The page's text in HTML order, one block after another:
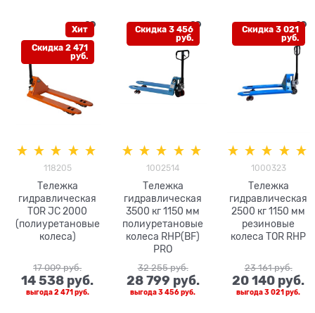
Хит
Скидка 2 471
руб.
118205
Тележка
гидравлическая
TOR JC 2000
(полиуретановые
колеса)
17 009 руб.
14 538 руб.
выгода2 471 руб.
Скидка 3 456
руб.
1002514
Тележка
гидравлическая
3500 кг 1150 мм
полиуретановые
колеса RHP(BF)
PRO
32 255 руб.
28 799 руб.
выгода3 456 руб.
Скидка 3 021
руб.
1000323
Тележка
гидравлическая
2500 кг 1150 мм
резиновые
колеса TOR RHP
23 161 руб.
20 140 руб.
выгода3 021 руб.